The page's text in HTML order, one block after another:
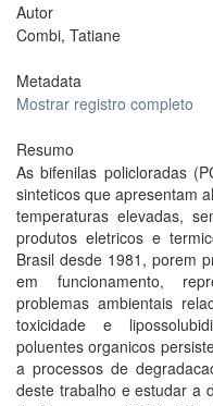
Autor
Combi, Tatiane
Metadata
Mostrar registro completo
Resumo
As bifenilas policloradas
sinteticos que apresentam
temperaturas elevadas,
produtos eletricos e
Brasil desde 1981, porem
em funcionamento,
problemas ambientais
toxicidade e
poluentes organicos
a processos de
deste trabalho e estudar a